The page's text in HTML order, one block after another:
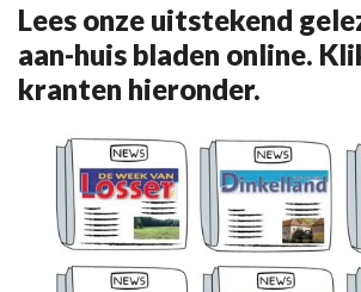
Lees onze uitstekend
aan-huis bladen online.
kranten hieronder.